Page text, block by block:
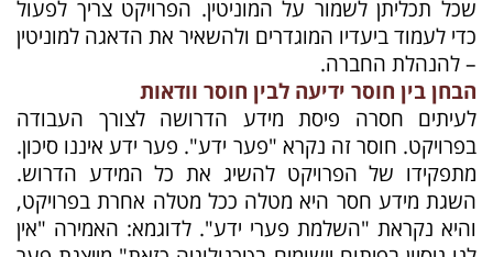
שכל תכליתן לשמור על המוניטין. הפרויקט צריך לפעול
כדי לעמוד ביעדיו המוגדרים ולהשאיר את הדאגה למוניטין
– להנהלת החברה.
הבחן בין חוסר ידיעה לבין חוסר וודאות
לעיתים חסרה פיסת מידע הדרושה לצורך העבודה
בפרויקט. חוסר זה נקרא "פער ידע". פער ידע איננו סיכון.
מתפקידו של הפרויקט להשיג את כל המידע הדרוש.
השגת מידע חסר היא מטלה ככל מטלה אחרת בפרויקט,
והיא נקראת "השלמת פערי ידע". לדוגמא: האמירה "אין